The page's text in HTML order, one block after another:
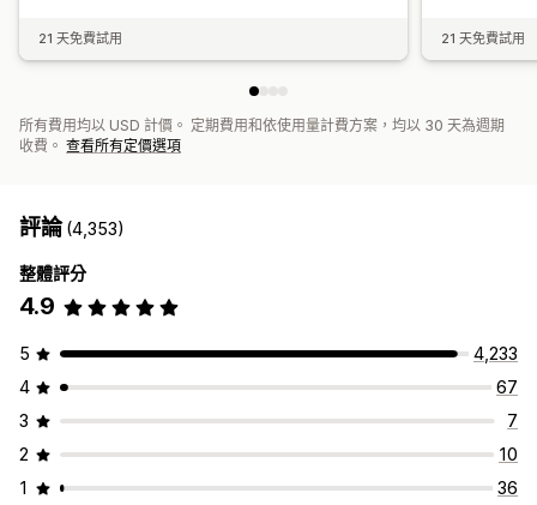
21 天免費試用 21 天免費試用
所有費用均以 USD 計價。 定期費用和依使用量計費方案，均以 30 天為週期
收費。 查看所有定價選項
評論(4,353)
整體評分
4.9
5
4,233
4
67
3
7
2
10
1
36